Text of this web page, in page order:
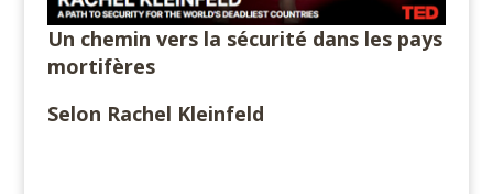
Un chemin vers la sécurité dans les pays
mortifères
Selon Rachel Kleinfeld